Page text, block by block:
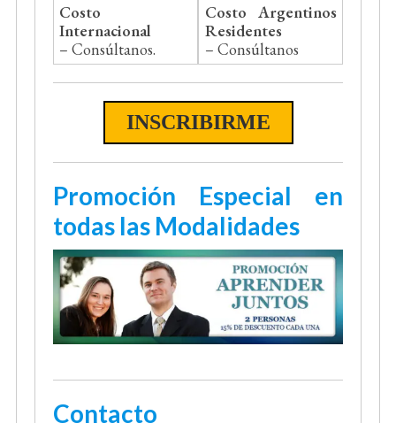
Costo
Internacional
– Consúltanos.
Costo Argentinos
Residentes
– Consúltanos
INSCRIBIRME
Promoción Especial en
todas las Modalidades
Contacto